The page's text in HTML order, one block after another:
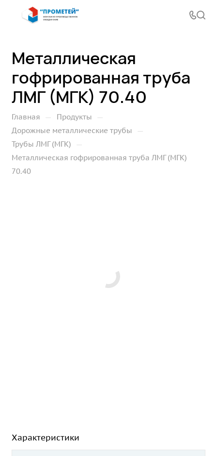
Металлическая
гофрированная труба
ЛМГ (МГК) 70.40
Главная — Продукты —
Дорожные металлические трубы —
Трубы ЛМГ (МГК) —
Металлическая гофрированная труба ЛМГ (МГК)
70.40
Характеристики